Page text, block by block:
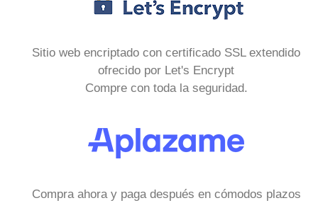
Sitio web encriptado con certificado SSL extendido
ofrecido por Let's Encrypt
Compre con toda la seguridad.
Compra ahora y paga después en cómodos plazos